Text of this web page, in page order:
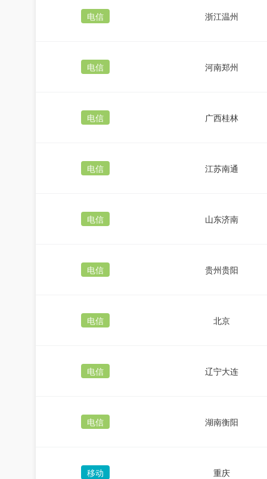
电信 浙江温州
电信 河南郑州
电信 广西桂林
电信 江苏南通
电信 山东济南
电信 贵州贵阳
电信 北京
电信 辽宁大连
电信 湖南衡阳
移动 重庆